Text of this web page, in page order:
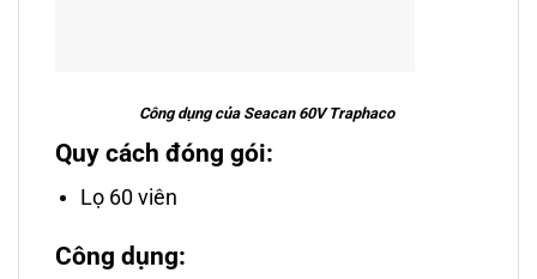
Công dụng của Seacan 60V Traphaco
Quy cách đóng gói:
Lọ 60 viên
Công dụng: